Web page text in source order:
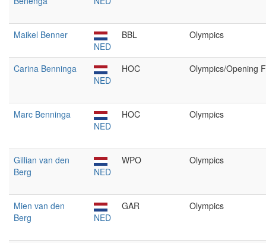
Maikel Benner
NED
BBL Olympics
Carina Benninga
NED
HOC Olympics/Opening
Marc Benninga
NED
HOC Olympics
Gillian van den
Berg
NED
WPO Olympics
Mien van den
Berg
NED
GAR Olympics